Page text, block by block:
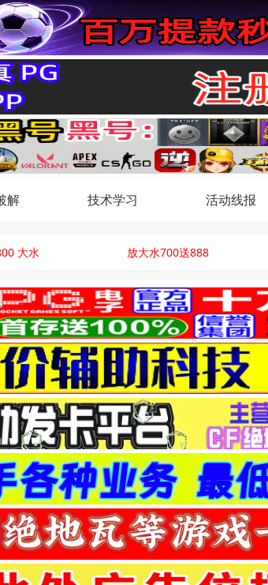
解 技术学习 活动线报
大水 放大水700送888